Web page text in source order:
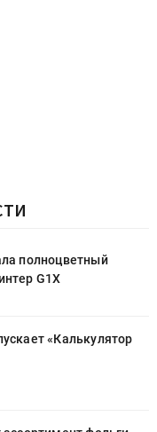
полноцветный
G1X
«Калькулятор